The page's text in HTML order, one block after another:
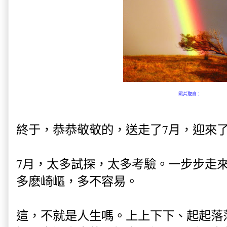
照片取自：
終于，恭恭敬敬的，送走了7月，迎來
7月，太多試探，太多考驗。一步步走
多麽崎嶇，多不容易。
這，不就是人生嗎。上上下下、起起